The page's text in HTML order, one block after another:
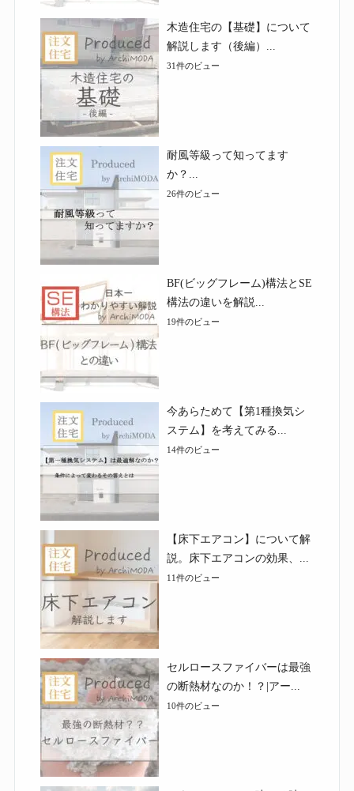
木造住宅の【基礎】について
解説します（後編）...
31件のビュー
耐風等級って知ってます
か？...
26件のビュー
BF(ビッグフレーム)構法とSE
構法の違いを解説...
19件のビュー
今あらためて【第1種換気シ
ステム】を考えてみる...
14件のビュー
【床下エアコン】について解
説。床下エアコンの効果、...
11件のビュー
セルロースファイバーは最強
の断熱材なのか！？|アー...
10件のビュー